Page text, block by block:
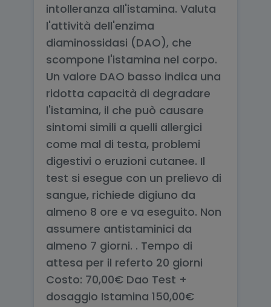
intolleranza all'istamina. Valuta
l'attività dell'enzima
diaminossidasi (DAO), che
scompone l'istamina nel corpo.
Un valore DAO basso indica una
ridotta capacità di degradare
l'istamina, il che può causare
sintomi simili a quelli allergici
come mal di testa, problemi
digestivi o eruzioni cutanee. Il
test si esegue con un prelievo di
sangue, richiede digiuno da
almeno 8 ore e va eseguito. Non
assumere antistaminici da
almeno 7 giorni. . Tempo di
attesa per il referto 20 giorni
Costo: 70,00€ Dao Test +
dosaggio Istamina 150,00€